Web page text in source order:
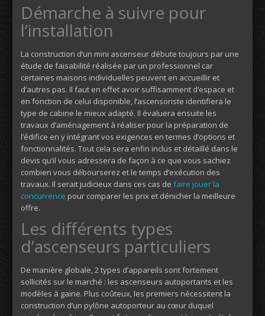
Démarche à suivre pour
l’installation
La construction d’un mini ascenseur débute toujours par une
étude de faisabilité réalisée par un professionnel car
certaines maisons individuelles peuvent en accueillir et
d’autres pas. Il faut en effet avoir suffisamment d’espace et
en fonction de celui disponible, l’ascensoriste identifiera le
type de cabine le mieux adapté. Il évaluera ensuite les
travaux d’aménagement à réaliser pour la préparation de
l’édifice en y intégrant vos exigences en termes d’options et
fonctionnalités. Tout cela sera enfin inclus et détaillé dans le
devis qu’il vous adressera de façon à ce que vous sachiez
combien vous débourserez et le temps d’exécution des
travaux. Il serait judicieux dans ces cas de faire jouer la
concurrence pour comparer les prix et dénicher la meilleure
offre.
Les différents types
d’ascenseurs particuliers
De manière globale, 2 types d’appareils sont fortement
sollicités sur le marché : les ascenseurs autoportants et les
modèles à gaine. Plus coûteux, les premiers nécessitent la
construction d’un pylône autoporteur au cœur duquel